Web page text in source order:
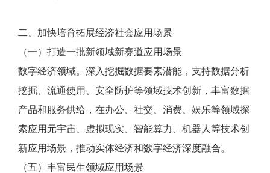
二、加快培育拓展经济社会应用场景
（一）打造一批新领域新赛道应用场景
数字经济领域。深入挖掘数据要素潜能，支持数据分析
挖掘、流通使用、安全防护等领域技术创新，丰富数据
产品和服务供给，在办公、社交、消费、娱乐等领域探
索应用元宇宙、虚拟现实、智能算力、机器人等技术创
新应用场景，推动实体经济和数字经济深度融合。
（五）丰富民生领域应用场景